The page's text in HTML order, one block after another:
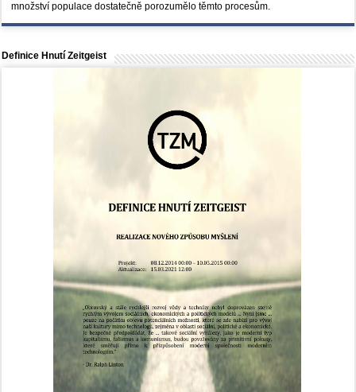
množství populace dostatečně porozumělo těmto procesům.
Definice Hnutí Zeitgeist